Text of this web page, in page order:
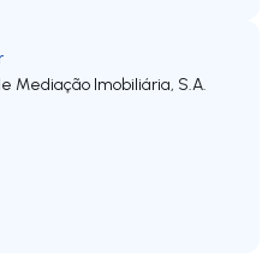
Mediação Imobiliária, S.A.